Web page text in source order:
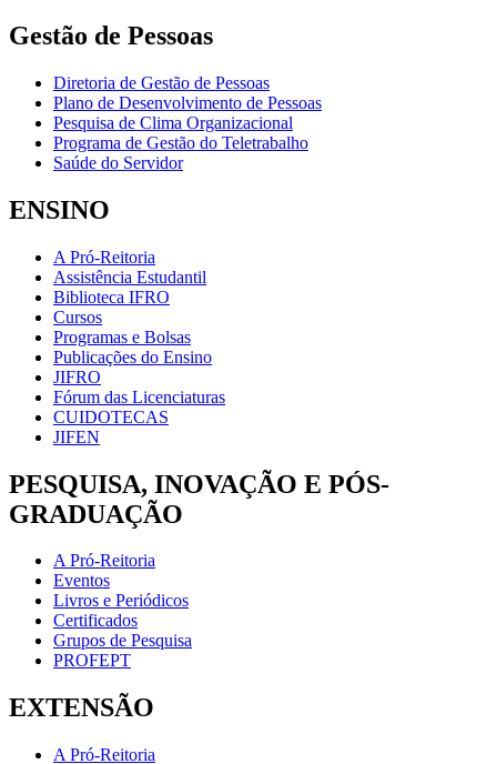
Gestão de Pessoas
Diretoria de Gestão de Pessoas
Plano de Desenvolvimento de Pessoas
Pesquisa de Clima Organizacional
Programa de Gestão do Teletrabalho
Saúde do Servidor
ENSINO
A Pró-Reitoria
Assistência Estudantil
Biblioteca IFRO
Cursos
Programas e Bolsas
Publicações do Ensino
JIFRO
Fórum das Licenciaturas
CUIDOTECAS
JIFEN
PESQUISA, INOVAÇÃO E PÓS-
GRADUAÇÃO
A Pró-Reitoria
Eventos
Livros e Periódicos
Certificados
Grupos de Pesquisa
PROFEPT
EXTENSÃO
A Pró-Reitoria